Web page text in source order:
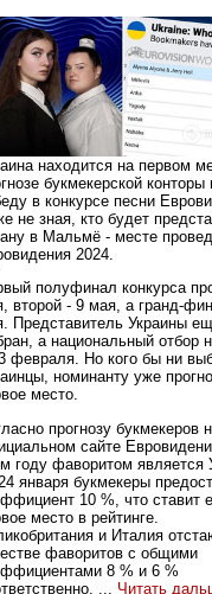
находится на первом
букмекерской конторы
в конкурсе песни
не зная, кто будет
в Мальмё - месте
2024.
полуфинал конкурса
второй - 9 мая, а гранд-
Представитель Украины
а национальный отбор
февраля. Но кого бы ни
номинанту уже
место.
прогнозу букмекеров
сайте
году фаворитом является
января букмекеры
10 %, что ставит
место в рейтинге.
и Италия
фаворитов с общими
8 % и 6 %
Читать